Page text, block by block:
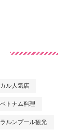
ル人気店
トナム料理
ルンプール観光